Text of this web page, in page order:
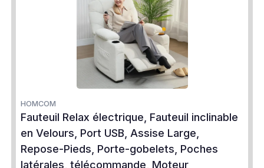
HOMCOM
Fauteuil Relax électrique, Fauteuil inclinable
en Velours, Port USB, Assise Large,
Repose-Pieds, Porte-gobelets, Poches
latérales, télécommande, Moteur